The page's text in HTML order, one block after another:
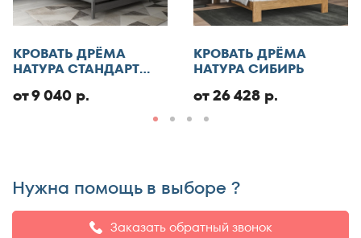
150x185
150x190
150x195
150x200
160x186
160x190
КРОВАТЬ ДРЁМА
НАТУРА СТАНДАРТ
от 9 040 р.
КРОВАТЬ ДРЁМА
НАТУРА СИБИРЬ
от 26 428 р.
Нужна помощь в выборе ?
Заказать обратный звонок